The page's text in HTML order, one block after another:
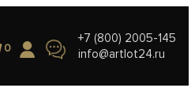
0
+7 (800) 2005-145
info@artlot24.ru